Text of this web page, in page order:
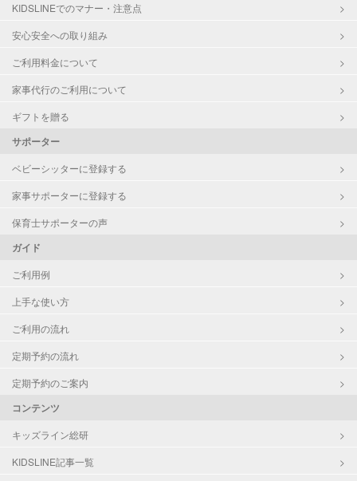
KIDSLINEでのマナー・注意点
安心安全への取り組み
ご利用料金について
家事代行のご利用について
ギフトを贈る
サポーター
ベビーシッターに登録する
家事サポーターに登録する
保育士サポーターの声
ガイド
ご利用例
上手な使い方
ご利用の流れ
定期予約の流れ
定期予約のご案内
コンテンツ
キッズライン総研
KIDSLINE記事一覧